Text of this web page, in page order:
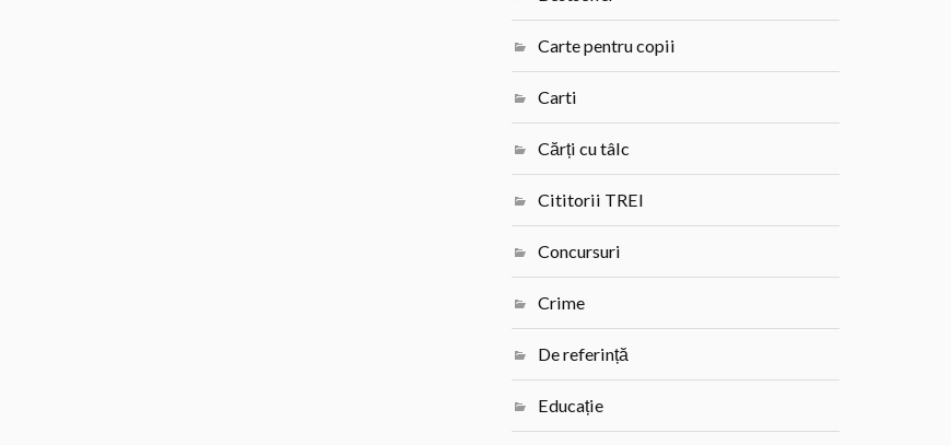
Carte pentru copii
Carti
Cărți cu tâlc
Cititorii TREI
Concursuri
Crime
De referință
Educație